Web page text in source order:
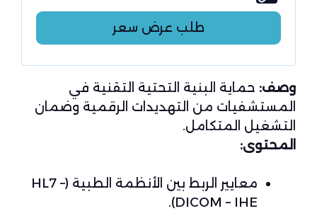
طلب عرض سعر
وصف: حماية البنية التحتية التقنية في
المستشفيات من التهديدات الرقمية وضمان
التشغيل المتكامل.
المحتوى:
معايير الربط بين الأنظمة الطبية (HL7 –
DICOM – IHE).